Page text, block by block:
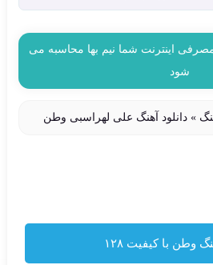
اینترنت شما نیم بها محاسبه می
شود
» دانلود آهنگ علی لهراسبی وطن
وطن با کیفیت ۱۲۸